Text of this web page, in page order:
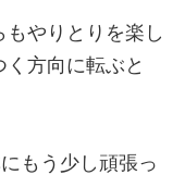
やりとりを楽し
方向に転ぶと
もう少し頑張っ